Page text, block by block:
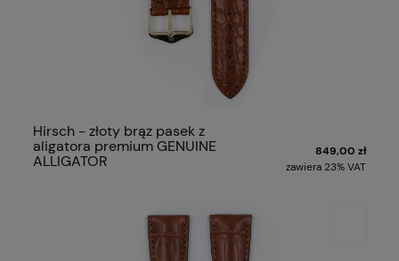
Hirsch - złoty brąz pasek z
aligatora premium GENUINE
ALLIGATOR
849,00 zł
zawiera 23% VAT